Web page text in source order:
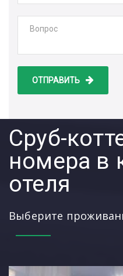
ОТПРАВИТЬ
Сруб-
номера в
отеля
Выберите